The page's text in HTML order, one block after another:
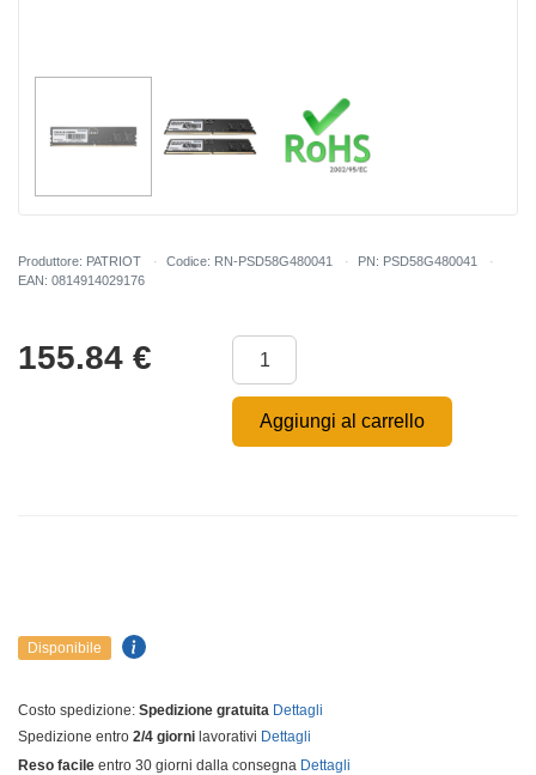
Produttore: PATRIOT Codice: RN-PSD58G480041
PN: PSD58G480041
EAN: 0814914029176
155.84 €
Aggiungi al carrello
Disponibile
Costo spedizione: Spedizione gratuita Dettagli
Spedizione entro 2/4 giorni lavorativi Dettagli
Reso facile entro 30 giorni dalla consegna Dettagli